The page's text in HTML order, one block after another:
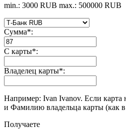
min.: 3000 RUB max.: 500000 RUB
Сумма*:
С карты*:
Владелец карты*:
Например: Ivan Ivanov. Если
и Фамилию владельца карты (как в
Получаете